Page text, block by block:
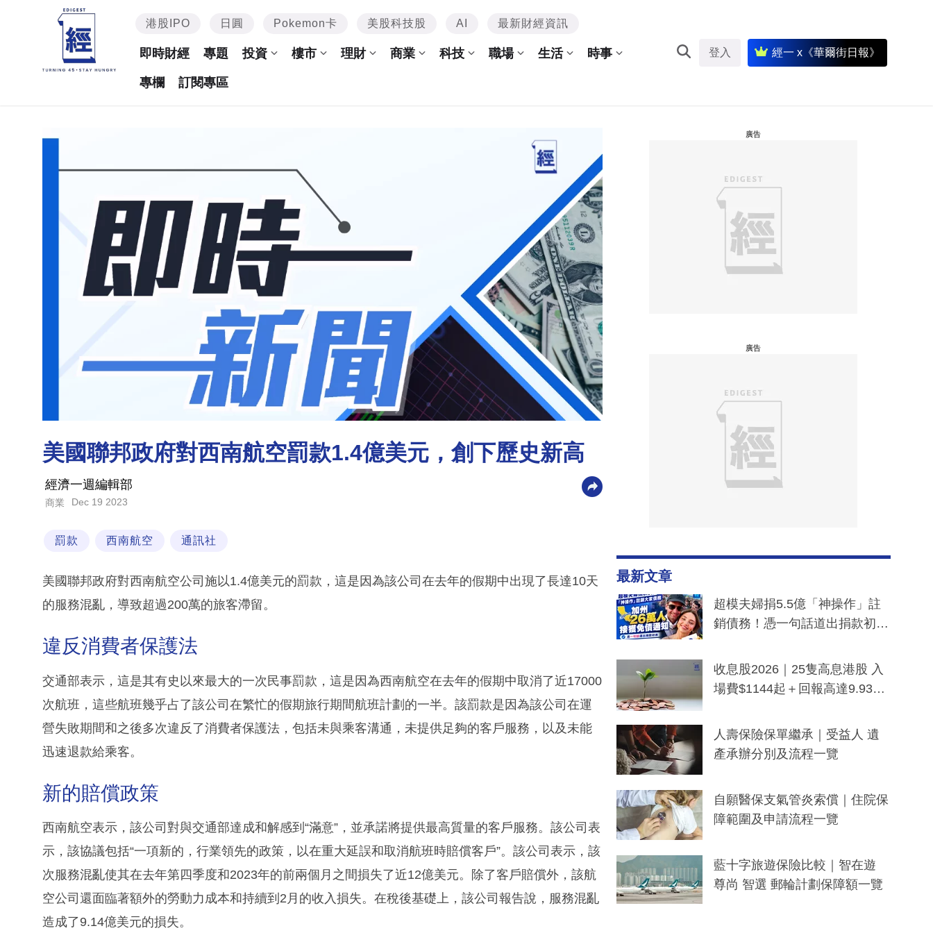
港股IPO 日圓 Pokemon卡 美股科技股 AI 最新財經資訊
即時財經 專題 投資 樓市 理財 商業 科技 職場 生活 時事
專欄 訂閱專區
登入 經一 x《華爾街日報》
美國聯邦政府對西南航空罰款1.4億美元，創下歷史新高
經濟一週編輯部
商業 Dec 19 2023
罰款 西南航空 通訊社
美國聯邦政府對西南航空公司施以1.4億美元的罰款，這是因為該公司在去年的假期中出現了長達10天
的服務混亂，導致超過200萬的旅客滯留。
違反消費者保護法
交通部表示，這是其有史以來最大的一次民事罰款，這是因為西南航空在去年的假期中取消了近17000
次航班，這些航班幾乎占了該公司在繁忙的假期旅行期間航班計劃的一半。該罰款是因為該公司在運
營失敗期間和之後多次違反了消費者保護法，包括未與乘客溝通，未提供足夠的客戶服務，以及未能
迅速退款給乘客。
新的賠償政策
西南航空表示，該公司對與交通部達成和解感到“滿意”，並承諾將提供最高質量的客戶服務。該公司表
示，該協議包括“一項新的，行業領先的政策，以在重大延誤和取消航班時賠償客戶”。該公司表示，該
次服務混亂使其在去年第四季度和2023年的前兩個月之間損失了近12億美元。除了客戶賠償外，該航
空公司還面臨著額外的勞動力成本和持續到2月的收入損失。在稅後基礎上，該公司報告說，服務混亂
造成了9.14億美元的損失。
廣告
廣告
最新文章
超模夫婦捐5.5億「神操作」註
銷債務！憑一句話道出捐款初
一度被誤當詐騙手段
收息股2026｜25隻高息港股 入
場費$1144起＋回報高達9.93
人壽保險保單繼承｜受益人 遺
產承辦分別及流程一覽
自願醫保支氣管炎索償｜住院保
障範圍及申請流程一覽
藍十字旅遊保險比較｜智在遊
尊尚 智選 郵輪計劃保障額一覽